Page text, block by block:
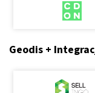
Geodis +